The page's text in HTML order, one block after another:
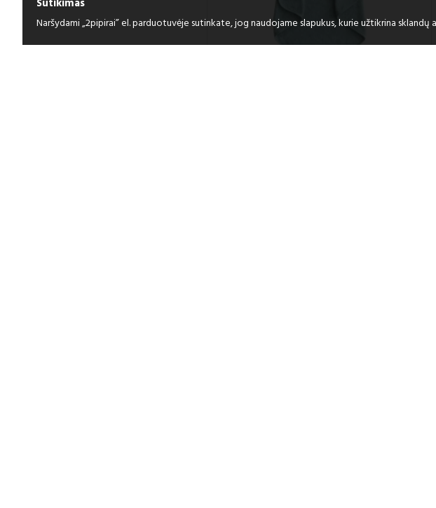
Sutikimas
Naršydami „2pipirai” el. parduotuvėje sutinkate, jog naudojame slapukus, kurie užtikrina sklandų